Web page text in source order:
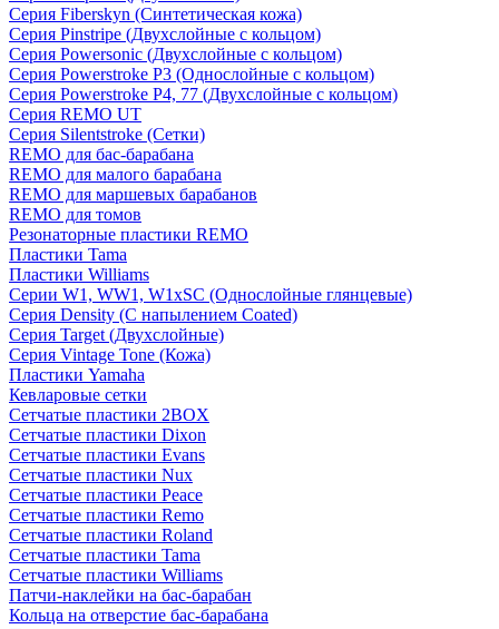
Серия Fiberskyn (Синтетическая кожа)
Серия Pinstripe (Двухслойные с кольцом)
Серия Powersonic (Двухслойные с кольцом)
Серия Powerstroke P3 (Однослойные с кольцом)
Серия Powerstroke P4, 77 (Двухслойные с кольцом)
Серия REMO UT
Серия Silentstroke (Сетки)
REMO для бас-барабана
REMO для малого барабана
REMO для маршевых барабанов
REMO для томов
Резонаторные пластики REMO
Пластики Tama
Пластики Williams
Серии W1, WW1, W1xSC (Однослойные глянцевые)
Серия Density (C напылением Coated)
Серия Target (Двухслойные)
Серия Vintage Tone (Кожа)
Пластики Yamaha
Кевларовые сетки
Сетчатые пластики 2BOX
Сетчатые пластики Dixon
Сетчатые пластики Evans
Сетчатые пластики Nux
Сетчатые пластики Peace
Сетчатые пластики Remo
Сетчатые пластики Roland
Сетчатые пластики Tama
Сетчатые пластики Williams
Патчи-наклейки на бас-барабан
Кольца на отверстие бас-барабана